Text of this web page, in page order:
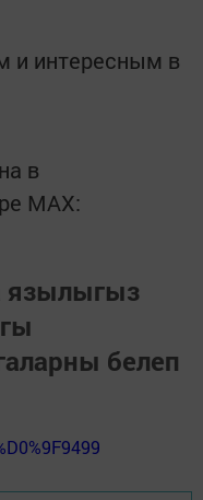
и интересным в
в
MАХ:
язылыгыз
белеп